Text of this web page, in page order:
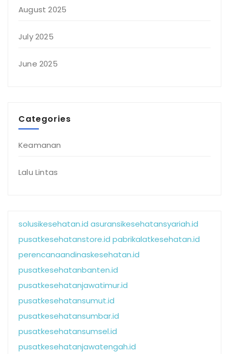
August 2025
July 2025
June 2025
Categories
Keamanan
Lalu Lintas
solusikesehatan.id asuransikesehatansyariah.id
pusatkesehatanstore.id pabrikalatkesehatan.id
perencanaandinaskesehatan.id
pusatkesehatanbanten.id
pusatkesehatanjawatimur.id
pusatkesehatansumut.id
pusatkesehatansumbar.id
pusatkesehatansumsel.id
pusatkesehatanjawatengah.id